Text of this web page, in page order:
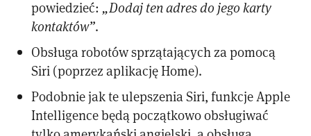
powiedzieć:„Dodaj ten adres do jego karty
kontaktów”.
Obsługa robotów sprzątających za pomocą
Siri (poprzez aplikację Home).
Podobnie jak te ulepszenia Siri, funkcje Apple
Intelligence będą początkowo obsługiwać